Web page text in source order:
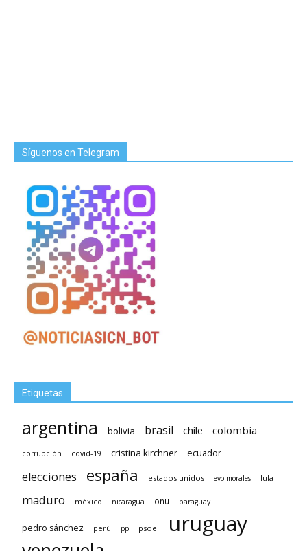
Síguenos en Telegram
Etiquetas
argentina bolivia brasil chile colombia
corrupción covid-19 cristina kirchner ecuador
elecciones españa estados unidos evo morales lula
maduro méxico nicaragua onu paraguay
pedro sánchez perú pp psoe. uruguay